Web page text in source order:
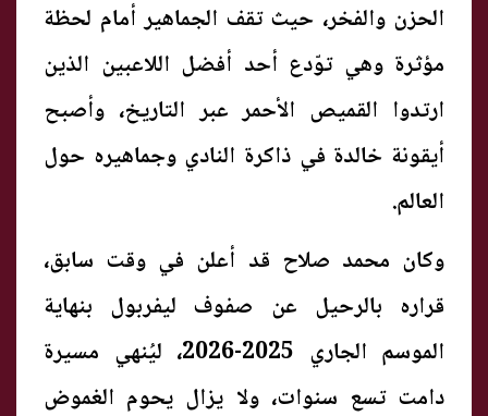
الحزن والفخر، حيث تقف الجماهير أمام لحظة
مؤثرة وهي توّدع أحد أفضل اللاعبين الذين
ارتدوا القميص الأحمر عبر التاريخ، وأصبح
أيقونة خالدة في ذاكرة النادي وجماهيره حول
العالم.
وكان محمد صلاح قد أعلن في وقت سابق،
قراره بالرحيل عن صفوف ليفربول بنهاية
الموسم الجاري 2025-2026، ليُنهي مسيرة
دامت تسع سنوات، ولا يزال يحوم الغموض